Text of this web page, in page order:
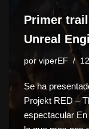
Primer
Unreal
por viperEF
Se ha
Projekt RED –
espectacular